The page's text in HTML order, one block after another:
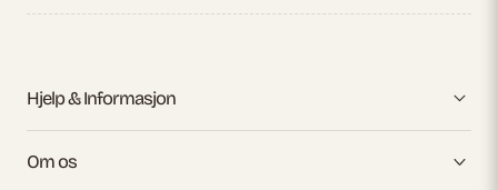
Hjelp & Informasjon
Om os